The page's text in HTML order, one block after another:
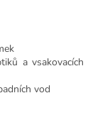
a vsakovacích
vod